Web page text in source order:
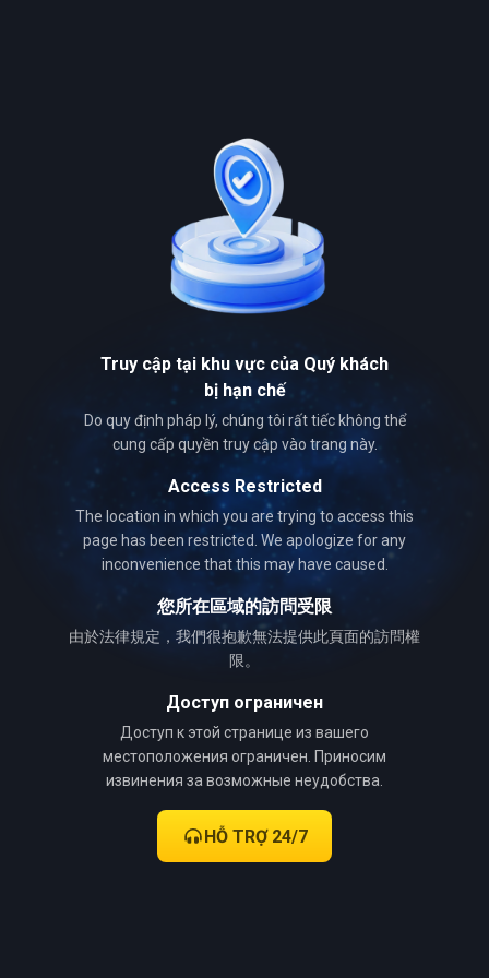
Truy cập tại khu vực của Quý khách
bị hạn chế
Do quy định pháp lý, chúng tôi rất tiếc không thể
cung cấp quyền truy cập vào trang này.
Access Restricted
The location in which you are trying to access this
page has been restricted. We apologize for any
inconvenience that this may have caused.
您所在區域的訪問受限
由於法律規定，我們很抱歉無法提供此頁面的訪問權
限。
Доступ ограничен
Доступ к этой странице из вашего
местоположения ограничен. Приносим
извинения за возможные неудобства.
HỖ TRỢ 24/7